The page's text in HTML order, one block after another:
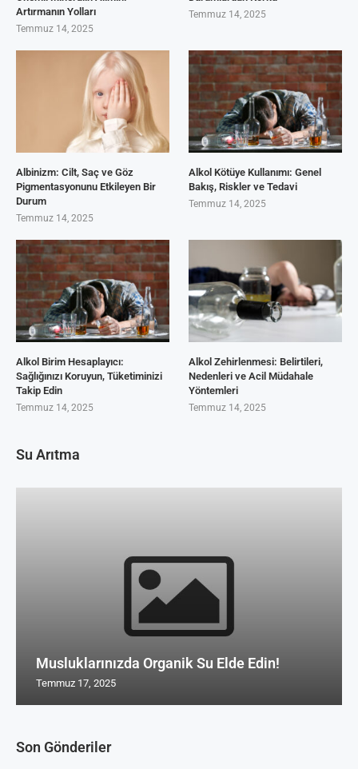
Son Gönderiler
Artırmanın Yolları
Temmuz 14, 2025
Temmuz 14, 2025
Albinizm: Cilt, Saç ve Göz
Pigmentasyonunu Etkileyen Bir
Durum
Temmuz 14, 2025
Alkol Kötüye Kullanımı: Genel
Bakış, Riskler ve Tedavi
Temmuz 14, 2025
Alkol Birim Hesaplayıcı:
Sağlığınızı Koruyun, Tüketiminizi
Takip Edin
Temmuz 14, 2025
Alkol Zehirlenmesi: Belirtileri,
Nedenleri ve Acil Müdahale
Yöntemleri
Temmuz 14, 2025
Su Arıtma
Musluklarınızda Organik Su Elde Edin!
Temmuz 17, 2025